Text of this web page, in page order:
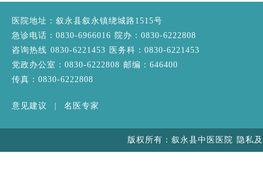
医院地址：叙永县叙永镇绕城路1515号
急诊电话：0830-6966016 院办：0830-6222808
咨询热线 0830-6221453 医务科：0830-6221453
党政办公室：0830-6222808 邮编：646400
传真：0830-6222808
意见建议 名医专家
版权所有：叙永县中医医院 隐